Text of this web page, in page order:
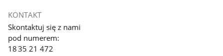
KONTAKT
Skontaktuj się z nami
pod numerem:
18 35 21 472